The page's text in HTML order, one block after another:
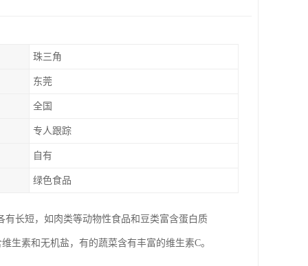
珠三角
东莞
全国
专人跟踪
自有
绿色食品
长短，如肉类等动物性食品和豆类富含蛋白质
生素和无机盐，有的蔬菜含有丰富的维生素C。